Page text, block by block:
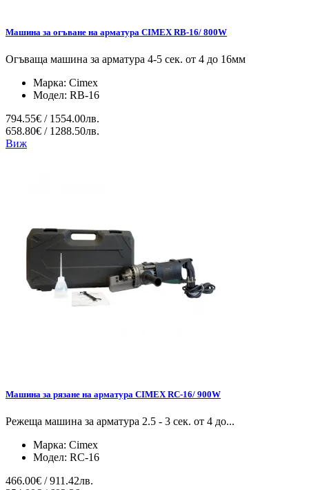
Машина за огъване на арматура CIMEX RB-16/ 800W
Огъваща машина за арматура 4-5 сек. от 4 до 16мм
Марка: Cimex
Модел: RB-16
794.55€ / 1554.00лв.
658.80€ / 1288.50лв.
Виж
Машина за рязане на арматура CIMEX RC-16/ 900W
Режеща машина за арматура 2.5 - 3 сек. от 4 до...
Марка: Cimex
Модел: RC-16
466.00€ / 911.42лв.